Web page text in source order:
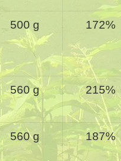
500 g 172%
560 g 215%
560 g 187%